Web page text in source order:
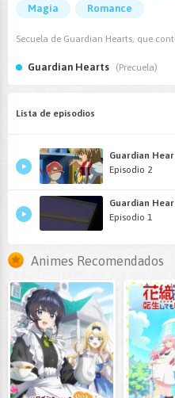
Magia
Romance
Secuela de Guardian Hearts, que
Guardian Hearts (Precuela)
Lista de episodios
Guardian
Episodio 2
Guardian
Episodio 1
Animes Recomendados